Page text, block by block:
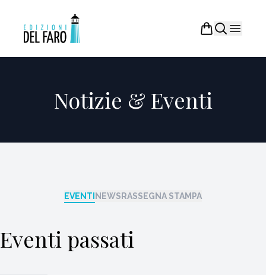
Notizie & Eventi
EVENTI NEWS RASSEGNA STAMPA
Eventi passati